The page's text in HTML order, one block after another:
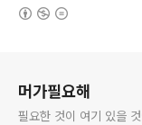
머가필요해
필요한 것이 여기 있을